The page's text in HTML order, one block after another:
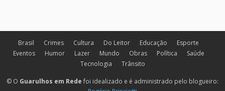
Brasil Crimes Cultura Do Leitor Educação
Esporte
Eventos
Humor Lazer Mundo Obras Política
Saúde
Tecnologia
Trânsito
© O Guarulhos em Rede foi idealizado e é administrado pelo blogueiro: